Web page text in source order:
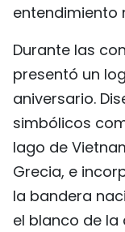
entendimiento
Durante las
presentó un
aniversario.
simbólicos
lago de
Grecia, e
la bandera
el blanco de la